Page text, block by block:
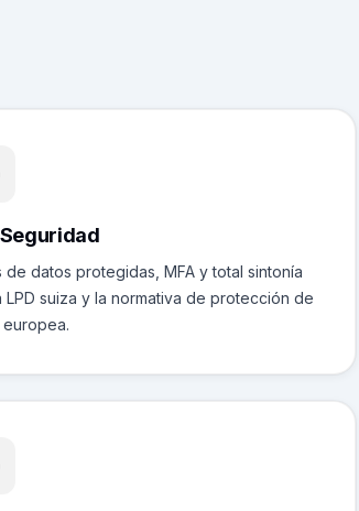
de datos protegidas, MFA y total sintonía
LPD suiza y la normativa de protección de